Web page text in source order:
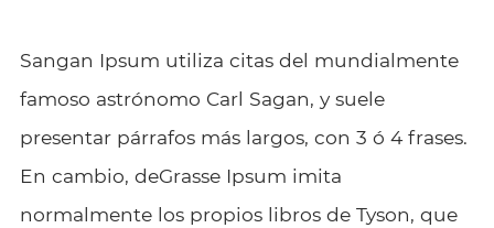
Sangan Ipsum utiliza citas del mundialmente
famoso astrónomo Carl Sagan, y suele
presentar párrafos más largos, con 3 ó 4 frases.
En cambio, deGrasse Ipsum imita
normalmente los propios libros de Tyson, que